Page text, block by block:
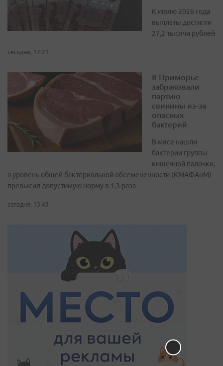
К июлю 2026 года
выплаты достигли
27,2 тысячи рублей
сегодня, 17:21
В Приморье
забраковали
партию
свинины из-за
опасных
бактерий
В мясе нашли
бактерии группы
кишечной палочки,
а уровень общей бактериальной обсемененности (КМАФАнМ)
превысил допустимую норму в 1,3 раза
сегодня, 13:43